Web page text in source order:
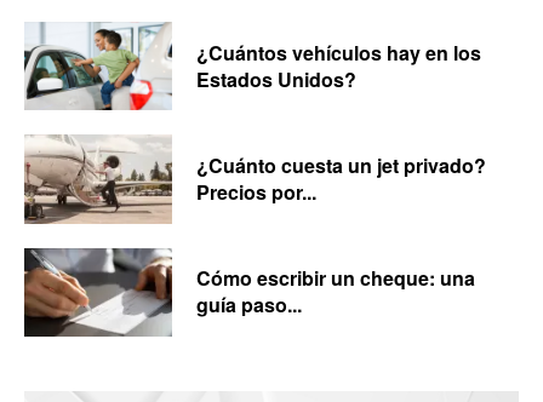
¿Cuántos vehículos hay en los
Estados Unidos?
¿Cuánto cuesta un jet privado?
Precios por...
Cómo escribir un cheque: una
guía paso...